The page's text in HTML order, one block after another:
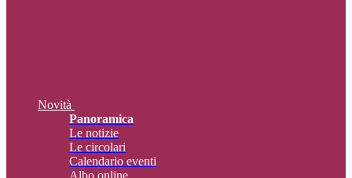
Novità
Panoramica
Le notizie
Le circolari
Calendario eventi